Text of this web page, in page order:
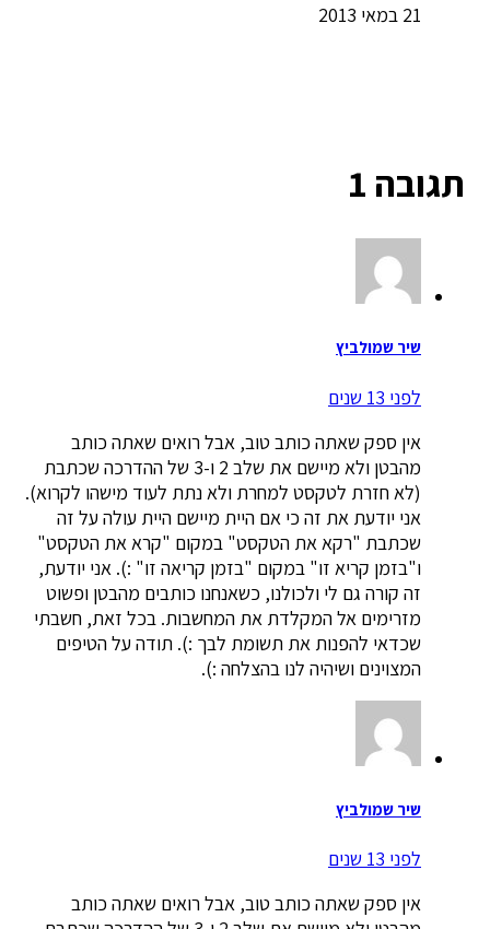
21 במאי 2013
תגובה 1
שיר שמולביץ
לפני 13 שנים
אין ספק שאתה כותב טוב, אבל רואים שאתה כותב
מהבטן ולא מיישם את שלב 2 ו-3 של ההדרכה שכתבת
(לא חזרת לטקסט למחרת ולא נתת לעוד מישהו לקרוא).
אני יודעת את זה כי אם היית מיישם היית עולה על זה
שכתבת "רקא את הטקסט" במקום "קרא את הטקסט"
ו"בזמן קריא זו" במקום "בזמן קריאה זו" :). אני יודעת,
זה קורה גם לי ולכולנו, כשאנחנו כותבים מהבטן ופשוט
מזרימים אל המקלדת את המחשבות. בכל זאת, חשבתי
שכדאי להפנות את תשומת לבך :). תודה על הטיפים
המצוינים ושיהיה לנו בהצלחה :).
שיר שמולביץ
לפני 13 שנים
אין ספק שאתה כותב טוב, אבל רואים שאתה כותב